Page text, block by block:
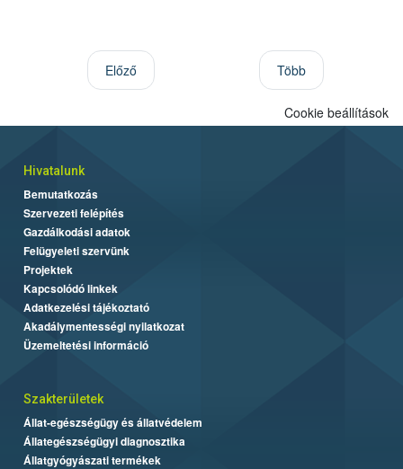
Előző Több
Cookie beállítások
Hivatalunk
Bemutatkozás
Szervezeti felépítés
Gazdálkodási adatok
Felügyeleti szervünk
Projektek
Kapcsolódó linkek
Adatkezelési tájékoztató
Akadálymentességi nyilatkozat
Üzemeltetési információ
Szakterületek
Állat-egészségügy és állatvédelem
Állategészségügyi diagnosztika
Állatgyógyászati termékek